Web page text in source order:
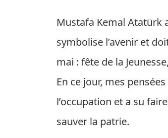
Mustafa Kemal Atatürk
symbolise l’avenir et
mai : fête de la
En ce jour, mes
l’occupation et a su
sauver la patrie.